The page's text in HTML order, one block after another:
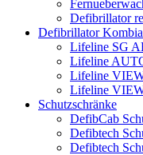
Defibrillator
Defibrillator
Lifeline SG
Lifeline
Lifeline
Lifeline
Schutzschränke
DefibCab
Defibtech
Defibtech